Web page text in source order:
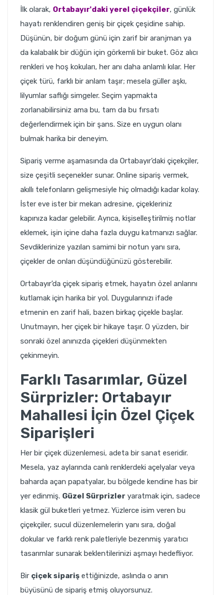
İlk olarak, Ortabayır'daki yerel çiçekçiler, günlük
hayatı renklendiren geniş bir çiçek çeşidine sahip.
Düşünün, bir doğum günü için zarif bir aranjman ya
da kalabalık bir düğün için görkemli bir buket. Göz alıcı
renkleri ve hoş kokuları, her anı daha anlamlı kılar. Her
çiçek türü, farklı bir anlam taşır; mesela güller aşkı,
lilyumlar saflığı simgeler. Seçim yapmakta
zorlanabilirsiniz ama bu, tam da bu fırsatı
değerlendirmek için bir şans. Size en uygun olanı
bulmak harika bir deneyim.
Sipariş verme aşamasında da Ortabayır’daki çiçekçiler,
size çeşitli seçenekler sunar. Online sipariş vermek,
akıllı telefonların gelişmesiyle hiç olmadığı kadar kolay.
İster eve ister bir mekan adresine, çiçekleriniz
kapınıza kadar gelebilir. Ayrıca, kişiselleştirilmiş notlar
eklemek, işin içine daha fazla duygu katmanızı sağlar.
Sevdiklerinize yazılan samimi bir notun yanı sıra,
çiçekler de onları düşündüğünüzü gösterebilir.
Ortabayır’da çiçek sipariş etmek, hayatın özel anlarını
kutlamak için harika bir yol. Duygularınızı ifade
etmenin en zarif hali, bazen birkaç çiçekle başlar.
Unutmayın, her çiçek bir hikaye taşır. O yüzden, bir
sonraki özel anınızda çiçekleri düşünmekten
çekinmeyin.
Farklı Tasarımlar, Güzel
Sürprizler: Ortabayır
Mahallesi İçin Özel Çiçek
Siparişleri
Her bir çiçek düzenlemesi, adeta bir sanat eseridir.
Mesela, yaz aylarında canlı renklerdeki açelyalar veya
baharda açan papatyalar, bu bölgede kendine has bir
yer edinmiş. Güzel Sürprizler yaratmak için, sadece
klasik gül buketleri yetmez. Yüzlerce isim veren bu
çiçekçiler, sucul düzenlemelerin yanı sıra, doğal
dokular ve farklı renk paletleriyle bezenmiş yaratıcı
tasarımlar sunarak beklentilerinizi aşmayı hedefliyor.
Bir çiçek sipariş ettiğinizde, aslında o anın
büyüsünü de sipariş etmiş oluyorsunuz.